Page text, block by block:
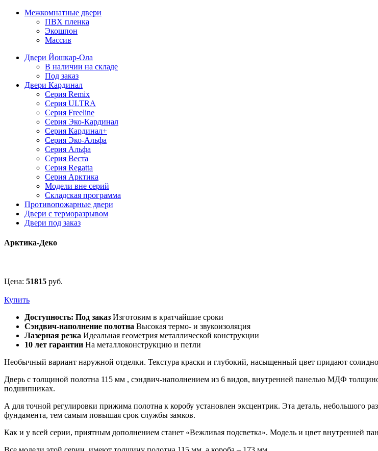
Межкомнатные двери
ПВХ пленка
Экошпон
Массив
Двери Йошкар-Ола
В наличии на складе
Под заказ
Двери Кардинал
Серия Remix
Серия ULTRA
Серия Freeline
Серия Эко-Кардинал
Серия Кардинал+
Серия Эко-Альфа
Серия Альфа
Серия Веста
Серия Regatta
Серия Арктика
Модели вне серий
Складская программа
Противопожарные двери
Двери с терморазрывом
Двери под заказ
Арктика-Деко
Цена: 51815 руб.
Купить
Доступность: Под заказ Изготовим в кратчайшие сроки
Сэндвич-наполнение полотна Высокая термо- и звукоизоляция
Лазерная резка Идеальная геометрия металлической конструкции
10 лет гарантии На металлоконструкцию и петли
Необычный вариант наружной отделки. Текстура краски и глубокий, насыщенный цвет придают
Дверь с толщиной полотна 115 мм , сэндвич-наполнением из 6 видов, внутренней панелью МДФ
подшипниках.
А для точной регулировки прижима полотна к коробу установлен эксцентрик. Эта деталь, небольшого
фундамента, тем самым повышая срок службы замков.
Как и у всей серии, приятным дополнением станет «Вежливая подсветка». Модель и цвет внутренней